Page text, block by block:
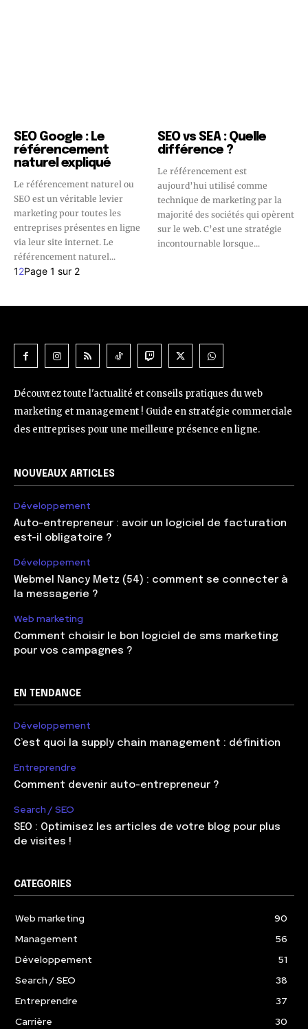
SEO Google : Le
référencement
naturel expliqué
Le référencement naturel ou
SEO est un véritable levier
marketing pour toutes les
entreprises présentes en ligne
via leur site internet. Le
référencement naturel...
SEO vs SEA : Quelle
différence ?
Le référencement est
aujourd’hui utilisé comme
technique de marketing par la
majorité des sociétés qui opèrent
sur le web. C’est une stratégie
incontournable lorsque...
12Page 1 sur 2
Découvrez toute l'actualité et conseils pratiques du web
marketing et management ! Guide en stratégie commerciale
des entreprises pour une meilleure présence en ligne.
NOUVEAUX ARTICLES
Développement
Auto-entrepreneur : avoir un logiciel de facturation
est-il obligatoire ?
Développement
Webmel Nancy Metz (54) : comment se connecter à
la messagerie ?
Web marketing
Comment choisir le bon logiciel de sms marketing
pour vos campagnes ?
EN TENDANCE
Développement
C’est quoi la supply chain management : définition
Entreprendre
Comment devenir auto-entrepreneur ?
Search / SEO
SEO : Optimisez les articles de votre blog pour plus
de visites !
CATEGORIES
Web marketing
90
Management
56
Développement
51
Search / SEO
38
Entreprendre
37
Carrière
30